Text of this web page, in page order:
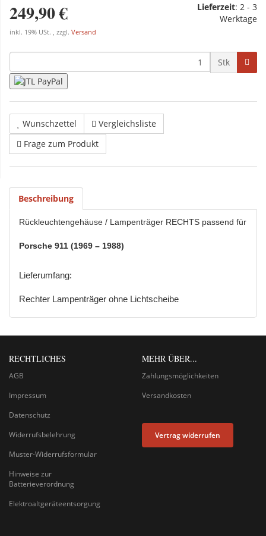
249,90 €
inkl. 19% USt. , zzgl. Versand
Lieferzeit: 2 - 3
Werktage
Stk
Wunschzettel
Vergleichsliste
Frage zum Produkt
Beschreibung
Rückleuchtengehäuse / Lampenträger RECHTS passend für
Porsche 911 (1969 – 1988)
Lieferumfang:
Rechter Lampenträger ohne Lichtscheibe
RECHTLICHES
AGB
Impressum
Datenschutz
Widerrufsbelehrung
Muster-Widerrufsformular
Hinweise zur
Batterieverordnung
Elektroaltgeräteentsorgung
MEHR ÜBER...
Zahlungsmöglichkeiten
Versandkosten
Vertrag widerrufen